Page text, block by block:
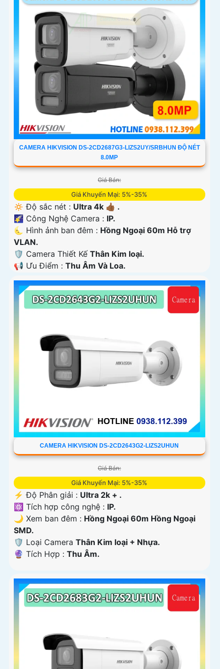
CAMERA HIKVISION DS-2CD2687G3-LIZS2UY/SRBHUN ĐỘ NÉT
8.0MP
Giá Bán:
Giá Khuyến Mại: 5%-35%
🔅 Độ sắc nét : Ultra 4k 👍🏾 .
🌠 Công Nghệ Camera : IP.
🌜 Hình ảnh ban đêm : Hồng Ngoại 60m Hỗ trợ
VLAN.
🛡 Camera Thiết Kế Thân Kim loại.
️📢 Ưu Điểm : Thu Âm Và Loa.
CAMERA HIKVISION DS-2CD2643G2-LIZS2UHUN
Giá Bán:
Giá Khuyến Mại: 5%-35%
️⚡ Độ Phân giải : Ultra 2k + .
⚛️ Tích hợp công nghệ : IP.
🌙 Xem ban đêm : Hồng Ngoại 60m Hồng Ngoại
SMD.
🛡 Loại Camera Thân Kim loại + Nhựa.
️🔮 Tích Hợp : Thu Âm.